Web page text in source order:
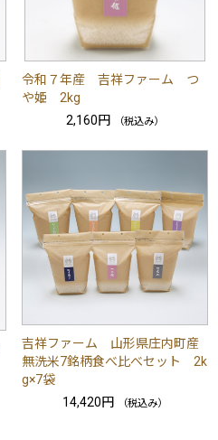
令和７年産 吉祥ファーム つ
や姫 2kg
2,160円
（税込み）
吉祥ファーム 山形県庄内町産
無洗米7銘柄食べ比べセット 2k
g×7袋
14,420円
（税込み）